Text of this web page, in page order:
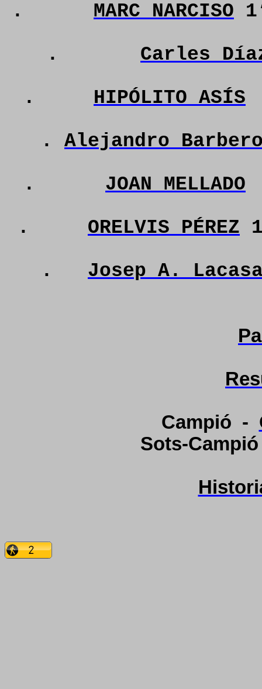
.
MARC NARCISO
.
Carles
.
HIPÓLITO ASÍS
. Alejandro
.
JOAN MELLADO
.
ORELVIS PÉREZ
.
Josep A.
Campió -
Sots-